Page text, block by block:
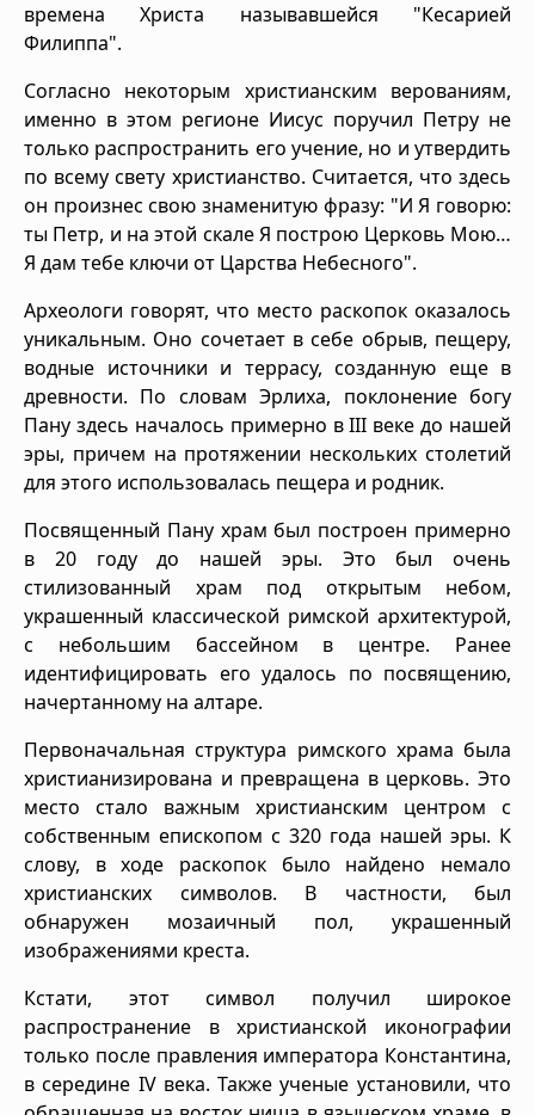
времена Христа называвшейся "Кесарией
Филиппа".
Согласно некоторым христианским верованиям,
именно в этом регионе Иисус поручил Петру не
только распространить его учение, но и утвердить
по всему свету христианство. Считается, что здесь
он произнес свою знаменитую фразу: "И Я говорю:
ты Петр, и на этой скале Я построю Церковь Мою…
Я дам тебе ключи от Царства Небесного".
Археологи говорят, что место раскопок оказалось
уникальным. Оно сочетает в себе обрыв, пещеру,
водные источники и террасу, созданную еще в
древности. По словам Эрлиха, поклонение богу
Пану здесь началось примерно в III веке до нашей
эры, причем на протяжении нескольких столетий
для этого использовалась пещера и родник.
Посвященный Пану храм был построен примерно
в 20 году до нашей эры. Это был очень
стилизованный храм под открытым небом,
украшенный классической римской архитектурой,
с небольшим бассейном в центре. Ранее
идентифицировать его удалось по посвящению,
начертанному на алтаре.
Первоначальная структура римского храма была
христианизирована и превращена в церковь. Это
место стало важным христианским центром с
собственным епископом с 320 года нашей эры. К
слову, в ходе раскопок было найдено немало
христианских символов. В частности, был
обнаружен мозаичный пол, украшенный
изображениями креста.
Кстати, этот символ получил широкое
распространение в христианской иконографии
только после правления императора Константина,
в середине IV века. Также ученые установили, что